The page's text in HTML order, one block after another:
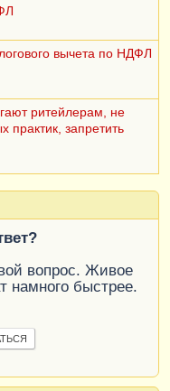
вычета по НДФЛ
ритейлерам, не
практик, запретить
вопрос. Живое
намного быстрее.